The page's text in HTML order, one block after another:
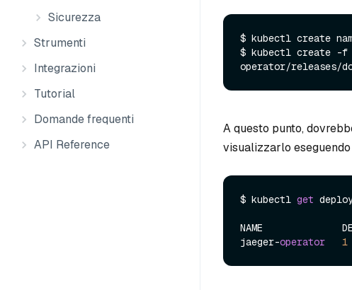
Sicurezza
Strumenti
Integrazioni
Tutorial
Domande frequenti
API Reference
$ kubectl create
$ kubectl create -f
A questo punto,
visualizzarlo
$ kubectl get
NAME
jaeger-operator 1